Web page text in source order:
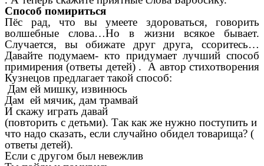
Способ помириться
Пёс рад, что вы умеете здороваться, говорить
волшебные слова…Но в жизни всякое бывает.
Случается, вы обижате друг друга, ссоритесь…
Давайте подумаем- кто придумает лучший способ
примирения (ответы детей) . А автор стихотворения
Кузнецов предлагает такой способ:
Дам ей мишку, извинюсь
Дам ей мячик, дам трамвай
И скажу играть давай
(повторить с детьми). Так как же нужно поступить и
что надо сказать, если случайно обидел товарища? (
ответы детей).
Если с другом был невежлив